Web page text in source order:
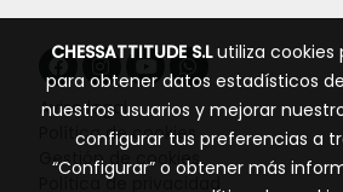
Aviso legal
Política de cookies
Gestión de cookies
Política de privacidad
CHESSATTITUDE S.Lutiliza cookies
para obtener datos estadísticos
nuestros usuarios y mejorar
configurar tus preferencias a
“Configurar” o obtener más